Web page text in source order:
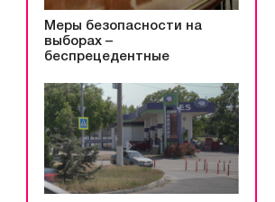
Меры безопасности на
выборах –
беспрецедентные